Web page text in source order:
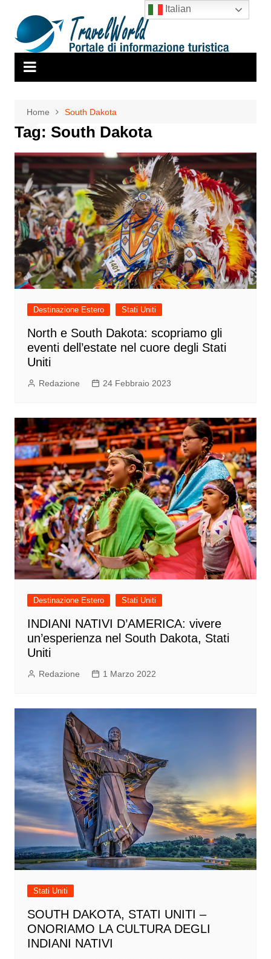
contenuto
Home South Dakota
Tag: South Dakota
Destinazione Estero Stati Uniti
North e South Dakota: scopriamo gli
eventi dell’estate nel cuore degli Stati
Uniti
Redazione 24 Febbraio 2023
Destinazione Estero Stati Uniti
INDIANI NATIVI D’AMERICA: vivere
un’esperienza nel South Dakota, Stati
Uniti
Redazione 1 Marzo 2022
Stati Uniti
SOUTH DAKOTA, STATI UNITI –
ONORIAMO LA CULTURA DEGLI
INDIANI NATIVI
Italian